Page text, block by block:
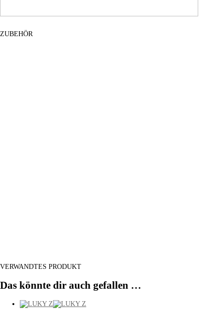
ZUBEHÖR
VERWANDTES PRODUKT
Das könnte dir auch gefallen …